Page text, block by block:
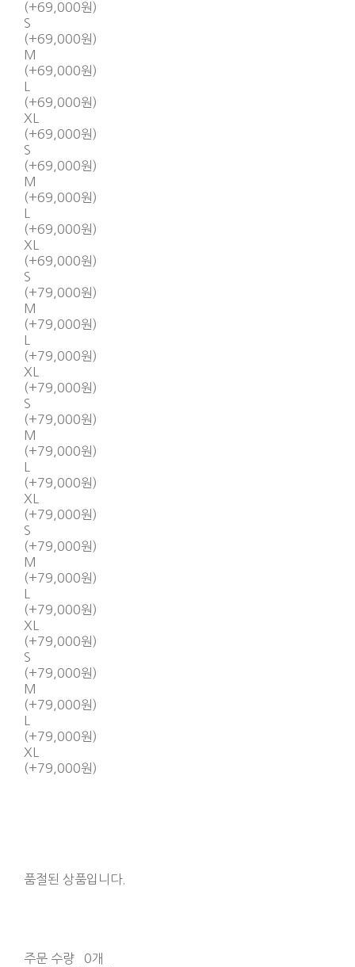
(+69,000원)
S
(+69,000원)
M
(+69,000원)
(+69,000원)
XL
(+69,000원)
S
(+69,000원)
M
(+69,000원)
(+69,000원)
XL
(+69,000원)
S
(+79,000원)
M
(+79,000원)
(+79,000원)
XL
(+79,000원)
S
(+79,000원)
M
(+79,000원)
(+79,000원)
XL
(+79,000원)
S
(+79,000원)
M
(+79,000원)
(+79,000원)
XL
(+79,000원)
S
(+79,000원)
M
(+79,000원)
(+79,000원)
XL
(+79,000원)
품절된 상품입니다.
주문 수량
0개